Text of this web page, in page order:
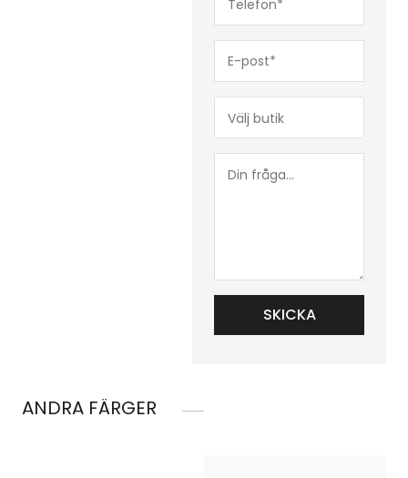
post*
(Obligatoriskt)
(Obligatoriskt)
fråga...
ANDRA FÄRGER